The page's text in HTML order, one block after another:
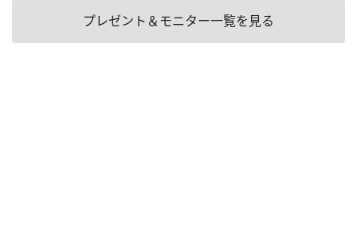
プレゼント＆モニター一覧を見る